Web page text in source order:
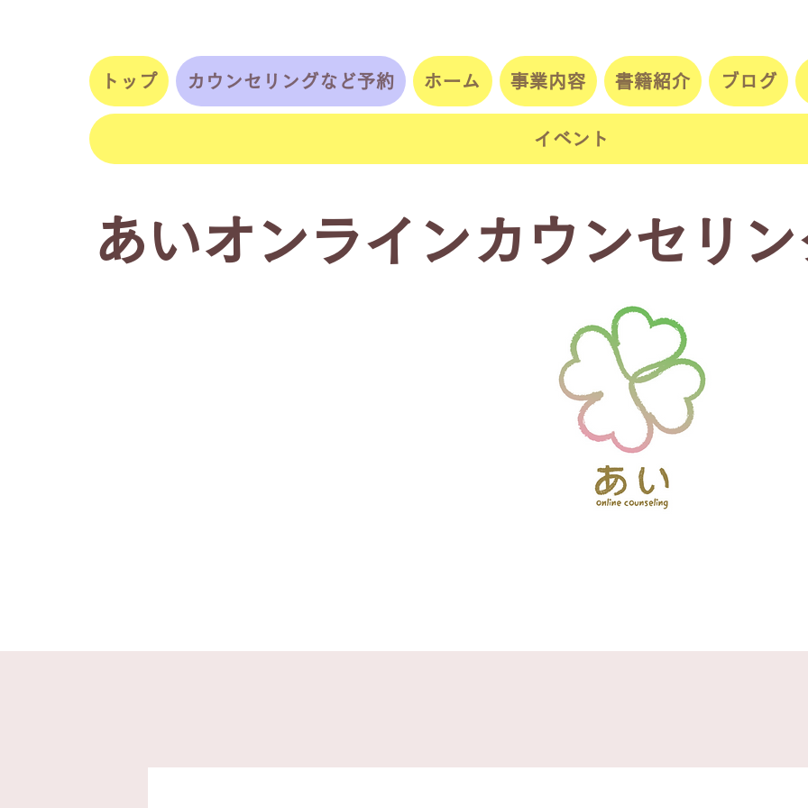
トップ カウンセリングなど予約 ホーム 事業内容 書籍紹介 ブログ
イベント
あいオンラインカウンセリ